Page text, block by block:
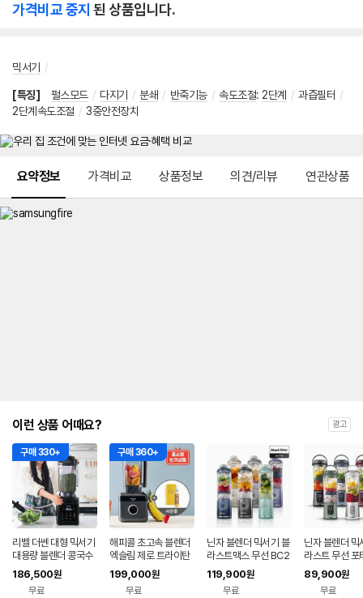
가격비교 중지 된 상품입니다.
믹서기 /
[특징] 펄스모드 / 다지기 / 분쇄 / 반죽기능 / 속도조절: 2단계 / 과즙필터 /
2단계속도조절 / 3중안전장치
요약정보 가격비교 상품정보 의견/리뷰 연관상품
이런 상품 어때요? 광고
구매 330+
리벨 더쎈 대형 믹서기
대용량 블렌더 콩국수
업소용 카페용 얼음분
쇄 4L 블랙
186,500원
무료
구매 360+
해피콜 초고속 블렌더
엑슬림 제로 트라이탄
얼음 대용량 스무디 과
일 가정용 대형 믹서기
199,000원
무료
닌자 블렌더 믹서기 블
라스트맥스 무선 BC2
51KR
119,900원
무료
닌자 블렌더 믹
라스트 무선 포
C151KR
89,900원
무료